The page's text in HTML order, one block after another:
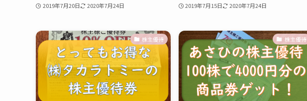
2019年7月20日 2020年7月24日 2019年7月15日 2020年7月24日
株主優待 株主優待